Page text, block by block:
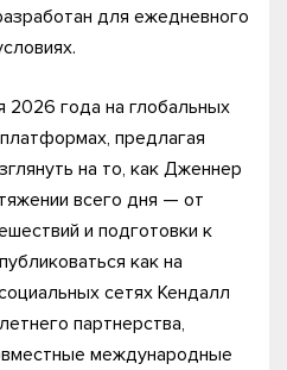
для ежедневного
2026 года на глобальных
предлагая
на то, как Дженнер
всего дня — от
и подготовки к
как на
сетях Кендалл
партнерства,
международные